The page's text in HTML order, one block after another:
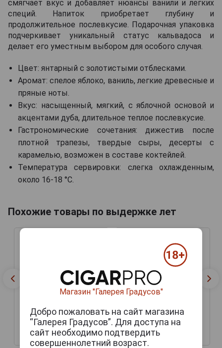
смягчает вкус и добавляет нюансы ванили и легких
специй. Напиток приобретает глубину и
продолжительное послевкусие. Подарочная упаковка
подчеркивает уникальный статус кальвадоса и
делает его уместным выбором для особого случая.
Цвет: янтарный с золотистыми отблесками.
Аромат: спелое яблоко, ваниль, легкие древесные и
пряные ноты.
Вкус: насыщенный, мягкий, с яблочной основой и
акцентами дуба, длительное теплое послевкусие.
Гастрономические сочетания: дижестив после
плотной трапезы, твердые сыры, десерты с
карамелью, возможен в составе коктейлей.
Температура сервировки: слегка охлажденным,
около 16-18 °C.
Похожие товары по выдержке лет
42 444 руб. 51 069 руб.
Магазин "Галерея Градусов"
Добро пожаловать на сайт магазина
“Галерея Градусов”. Для доступа на
сайт необходимо подтвердить
совершеннолетний возраст.